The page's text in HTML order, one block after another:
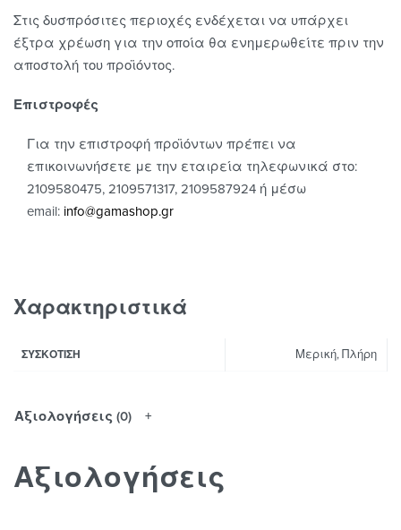
Στις δυσπρόσιτες περιοχές ενδέχεται να υπάρχει
έξτρα χρέωση για την οποία θα ενημερωθείτε πριν την
αποστολή του προϊόντος.
Επιστροφές
Για την επιστροφή προϊόντων πρέπει να
επικοινωνήσετε με την εταιρεία τηλεφωνικά στο:
2109580475, 2109571317, 2109587924 ή μέσω
email: info@gamashop.gr
Χαρακτηριστικά
ΣΥΣΚΌΤΙΣΗ Μερική, Πλήρη
Αξιολογήσεις (0)
Αξιολογήσεις